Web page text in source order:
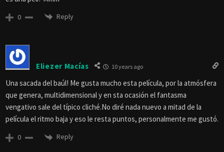
0 Reply
Eliezer Macías 10 years ago
Una sacada del baúl! Me gusta mucho esta película, por la atmósfera
que genera, multidimensional y en sta ocasión el fantasma
vengativo sale del típico cliché.No diré nada nuevo a mitad de la
película el ritmo baja y eso le resta puntos, personalmente me gustó.
0 Reply